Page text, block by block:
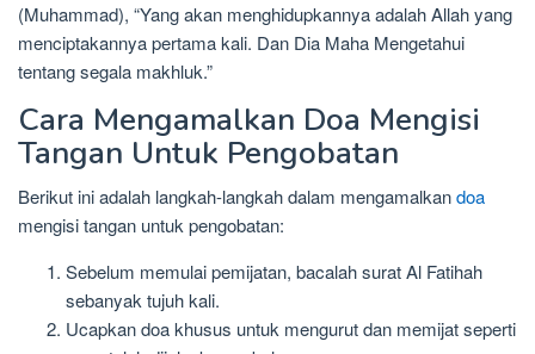
(Muhammad), “Yang akan menghidupkannya adalah Allah yang
menciptakannya pertama kali. Dan Dia Maha Mengetahui
tentang segala makhluk.”
Cara Mengamalkan Doa Mengisi
Tangan Untuk Pengobatan
Berikut ini adalah langkah-langkah dalam mengamalkandoa
mengisi tangan untuk pengobatan:
Sebelum memulai pemijatan, bacalah surat Al Fatihah
sebanyak tujuh kali.
Ucapkan doa khusus untuk mengurut dan memijat seperti